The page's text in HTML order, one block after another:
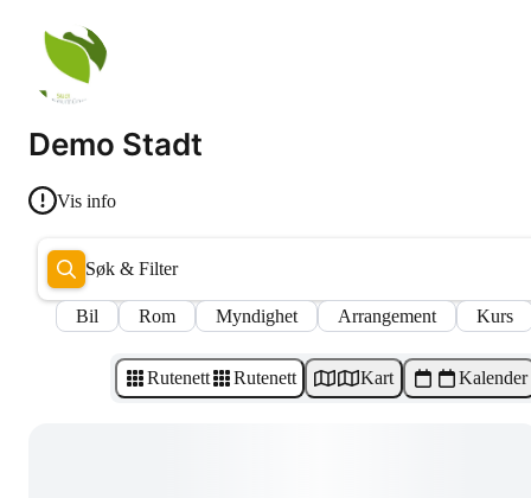
Demo Stadt
Vis info
Søk & Filter
Bil Rom Myndighet Arrangement Kurs
Rutenett Rutenett Kart Kalender